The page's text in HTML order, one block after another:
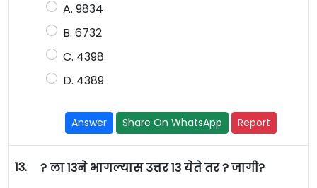
A. 9834
B. 6732
C. 4398
D. 4389
Answer Share On WhatsApp Report
13. ? ला 13ने भागल्यास उत्तर 13 येते तर ? जागी?